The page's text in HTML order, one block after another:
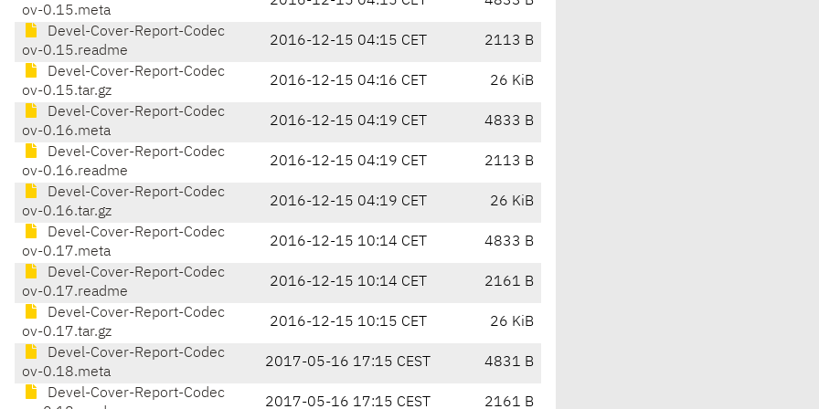
ov-0.15.meta
Devel-Cover-Report-Codec
ov-0.15.readme
2016-12-15 04:15 CET 2113 B
Devel-Cover-Report-Codec
ov-0.15.tar.gz
2016-12-15 04:16 CET 26 KiB
Devel-Cover-Report-Codec
ov-0.16.meta
2016-12-15 04:19 CET 4833 B
Devel-Cover-Report-Codec
ov-0.16.readme
2016-12-15 04:19 CET 2113 B
Devel-Cover-Report-Codec
ov-0.16.tar.gz
2016-12-15 04:19 CET 26 KiB
Devel-Cover-Report-Codec
ov-0.17.meta
2016-12-15 10:14 CET 4833 B
Devel-Cover-Report-Codec
ov-0.17.readme
2016-12-15 10:14 CET 2161 B
Devel-Cover-Report-Codec
ov-0.17.tar.gz
2016-12-15 10:15 CET 26 KiB
Devel-Cover-Report-Codec
ov-0.18.meta
2017-05-16 17:15 CEST 4831 B
Devel-Cover-Report-Codec
2017-05-16 17:15 CEST 2161 B